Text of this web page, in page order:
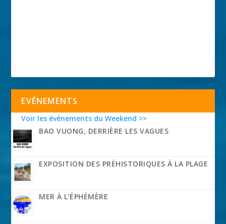
EVÉNEMENTS
Voir les événements du Weekend >>
BAO VUONG, DERRIÈRE LES VAGUES
EXPOSITION DES PRÉHISTORIQUES À LA PLAGE
MER À L’ÉPHÉMÈRE